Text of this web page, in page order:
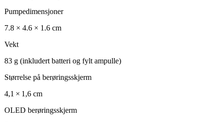
Pumpedimensjoner
7.8 × 4.6 × 1.6 cm
Vekt
83 g (inkludert batteri og fylt ampulle)
Størrelse på berøringsskjerm
4,1 × 1,6 cm
OLED berøringsskjerm